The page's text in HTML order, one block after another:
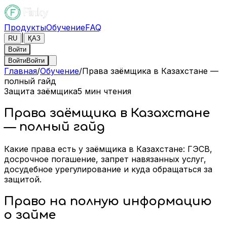
ПродуктыОбучениеFAQ
RU
ҚАЗ
Войти
ВойтиВойти
Главная/Обучение/Права заёмщика в Казахстане —
полный гайд
Защита заёмщика5 мин чтения
Права заёмщика в Казахстане
— полный гайд
Какие права есть у заёмщика в Казахстане: ГЭСВ,
досрочное погашение, запрет навязанных услуг,
досудебное урегулирование и куда обращаться за
защитой.
Право на полную информацию
о займе